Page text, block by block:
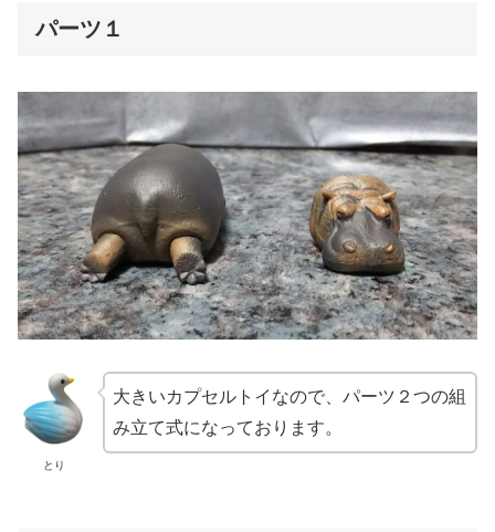
パーツ１
とり
大きいカプセルトイなので、パーツ２つの組
み立て式になっております。